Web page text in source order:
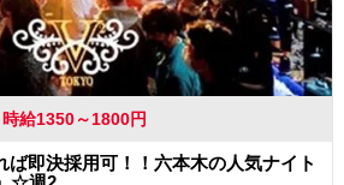
時給1350～1800円
ば即決採用可！！六本木の人気ナイト